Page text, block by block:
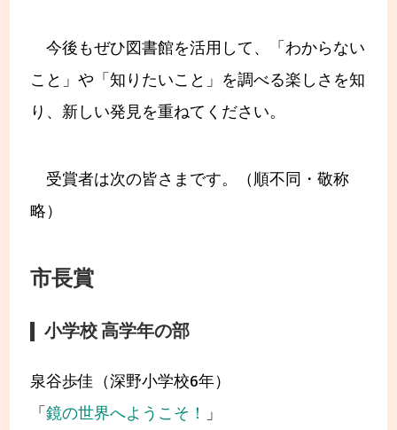
今後もぜひ図書館を活用して、「わからない
こと」や「知りたいこと」を調べる楽しさを知
り、新しい発見を重ねてください。
受賞者は次の皆さまです。（順不同・敬称
略）
市長賞
小学校 高学年の部
泉谷歩佳（深野小学校6年）
「 鏡の世界へようこそ！ 」